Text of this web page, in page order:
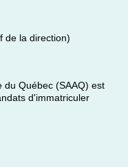
de la direction)
du Québec (SAAQ) est
d'immatriculer